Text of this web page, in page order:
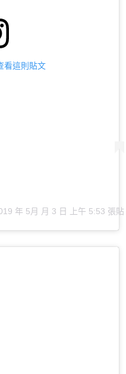
看這則貼文
年 5月 月 3 日 上午 5:53 張貼